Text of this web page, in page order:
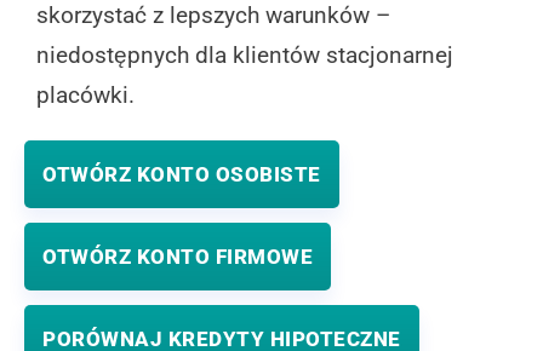
skorzystać z lepszych warunków –
niedostępnych dla klientów stacjonarnej
placówki.
OTWÓRZ KONTO OSOBISTE
OTWÓRZ KONTO FIRMOWE
PORÓWNAJ KREDYTY HIPOTECZNE